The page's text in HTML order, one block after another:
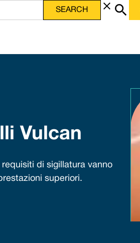
Vulcan
di sigillatura vanno
superiori.